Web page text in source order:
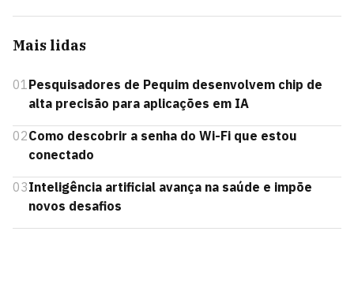
Mais lidas
01Pesquisadores de Pequim desenvolvem chip de
alta precisão para aplicações em IA
02Como descobrir a senha do Wi-Fi que estou
conectado
03Inteligência artificial avança na saúde e impõe
novos desafios